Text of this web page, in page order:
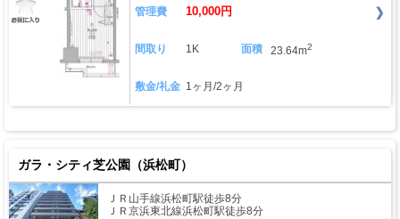
管理費 10,000円
間取り 1K 面積 23.64m2
敷金/礼金 1ヶ月/2ヶ月
ガラ・シティ芝公園（浜松町）
ＪＲ山手線浜松町駅徒歩8分
ＪＲ京浜東北線浜松町駅徒歩8分